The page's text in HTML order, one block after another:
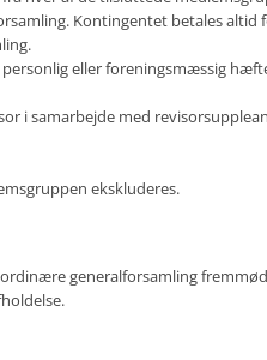
Kontingentet betales
eller foreningsmæssig
i samarbejde med
ekskluderes.
generalforsamling